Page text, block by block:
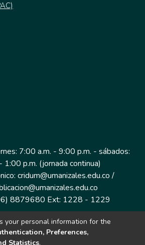
7:00 a.m. - 9:00 p.m. - sábados:
1:00 p.m. (jornada continua)
cridum@umanizales.edu.co /
8879680 Ext: 1228 - 1229
# 19-03 Edificio histórico, piso 1
Manizales, Caldas
your personal information for the
Preferences,
Statistics.